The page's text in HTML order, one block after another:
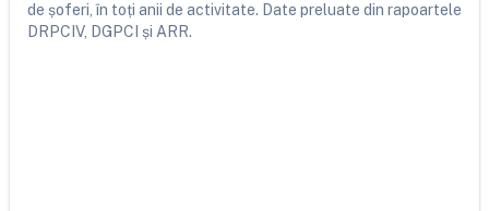
de șoferi, în toți anii de activitate. Date preluate din rapoartele
DRPCIV, DGPCI și ARR.